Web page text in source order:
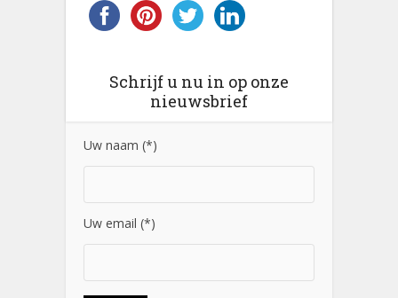
Schrijf u nu in op onze
nieuwsbrief
Uw naam (*)
Uw email (*)